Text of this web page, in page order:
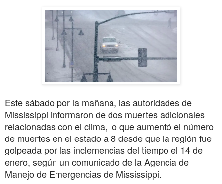
Este sábado por la mañana, las autoridades de
Mississippi informaron de dos muertes adicionales
relacionadas con el clima, lo que aumentó el número
de muertes en el estado a 8 desde que la región fue
golpeada por las inclemencias del tiempo el 14 de
enero, según un comunicado de la Agencia de
Manejo de Emergencias de Mississippi.